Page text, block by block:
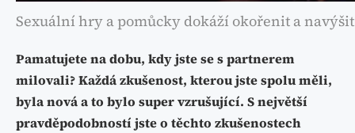
Sexuální hry a pomůcky dokáží okořenit a
Pamatujete na dobu, kdy jste se s partnerem
milovali? Každá zkušenost, kterou jste spolu měli,
byla nová a to bylo super vzrušující. S největší
pravděpodobností jste o těchto zkušenostech